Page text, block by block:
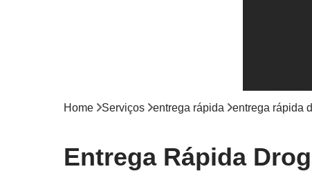
Home Serviços entrega rápida entrega rápida
Entrega Rápida